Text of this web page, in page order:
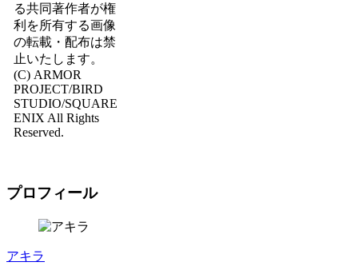
る共同著作者が権
利を所有する画像
の転載・配布は禁
止いたします。
(C) ARMOR
PROJECT/BIRD
STUDIO/SQUARE
ENIX All Rights
Reserved.
プロフィール
アキラ